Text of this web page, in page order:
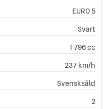
EURO 5
Svart
1 796 cc
237 km/h
Svensksåld
2